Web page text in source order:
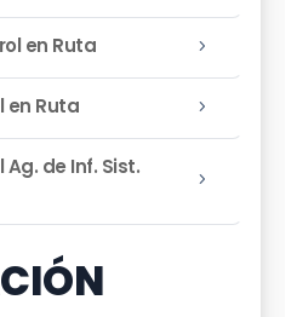
5
en Ruta
5
en Ruta
5
Ag. de Inf. Sist.